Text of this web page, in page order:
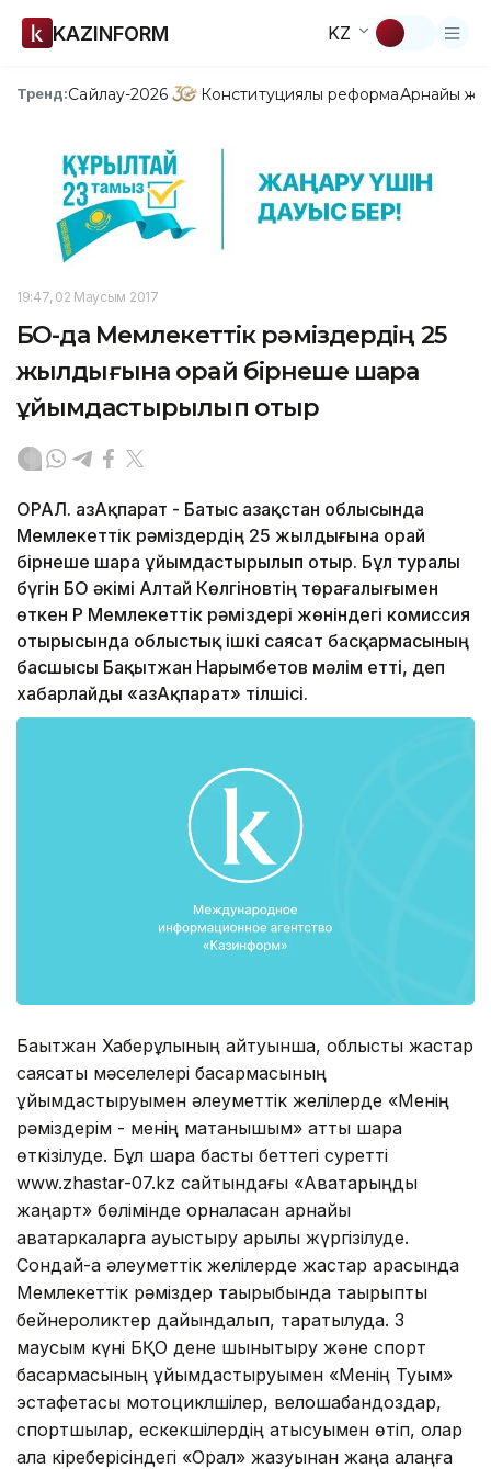
KAZINFORM KZ
Тренд:Сайлау-2026 Конституциялық реформаАрнайы
19:47, 02 Маусым 2017
БҚО-да Мемлекеттік рәміздердің 25
жылдығына орай бірнеше шара
ұйымдастырылып отыр
ОРАЛ. ҚазАқпарат - Батыс Қазақстан облысында
Мемлекеттік рәміздердің 25 жылдығына орай
бірнеше шара ұйымдастырылып отыр. Бұл туралы
бүгін БҚО әкімі Алтай Көлгіновтің төрағалығымен
өткен ҚР Мемлекеттік рәміздері жөніндегі комиссия
отырысында облыстық ішкі саясат басқармасының
басшысы Бақытжан Нарымбетов мәлім етті, деп
хабарлайды «ҚазАқпарат» тілшісі.
Бақытжан Хаберұлының айтуынша, облыстық жастар
саясаты мәселелері басқармасының
ұйымдастыруымен әлеуметтік желілерде «Менің
рәміздерім - менің мақтанышым» атты шара
өткізілуде. Бұл шара басты беттегі суретті
www.zhastar-07.kz сайтындағы «Аватарыңды
жаңарт» бөлімінде орналасқан арнайы
аватаркаларга ауыстыру арқылы жүргізілуде.
Сондай-ақ әлеуметтік желілерде жастар арасында
Мемлекеттік рәміздер тақырыбында тақырыптық
бейнероликтер дайындалып, таратылуда. 3
маусым күні БҚО дене шынықтыру және спорт
басқармасының ұйымдастыруымен «Менің Туым»
эстафетасы мотоциклшілер, велошабандоздар,
спортшылар, ескекшілердің қатысуымен өтіп, олар
қала кіреберісіндегі «Орал» жазуынан жаңа алаңға